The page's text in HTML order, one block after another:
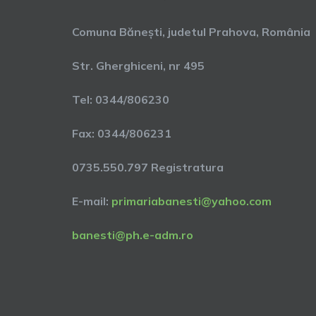
Comuna Bănești, judetul Prahova, România
Str. Gherghiceni, nr 495
Tel: 0344/806230
Fax: 0344/806231
0735.550.797 Registratura
E-mail: primariabanesti@yahoo.com
banesti@ph.e-adm.ro